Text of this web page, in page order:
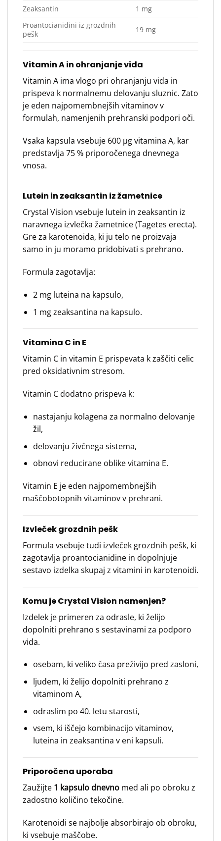
Zeaksantin
1 mg
Proantocianidini iz grozdnih
pešk
19 mg
Vitamin A in ohranjanje vida
Vitamin A ima vlogo pri ohranjanju vida in
prispeva k normalnemu delovanju sluznic. Zato
je eden najpomembnejših vitaminov v
formulah, namenjenih prehranski podpori oči.
Vsaka kapsula vsebuje 600 μg vitamina A, kar
predstavlja 75 % priporočenega dnevnega
vnosa.
Lutein in zeaksantin iz žametnice
Crystal Vision vsebuje lutein in zeaksantin iz
naravnega izvlečka žametnice (Tagetes erecta).
Gre za karotenoida, ki ju telo ne proizvaja
samo in ju moramo pridobivati s prehrano.
Formula zagotavlja:
2 mg luteina na kapsulo,
1 mg zeaksantina na kapsulo.
Vitamina C in E
Vitamin C in vitamin E prispevata k zaščiti celic
pred oksidativnim stresom.
Vitamin C dodatno prispeva k:
nastajanju kolagena za normalno delovanje
žil,
delovanju živčnega sistema,
obnovi reducirane oblike vitamina E.
Vitamin E je eden najpomembnejših
maščobotopnih vitaminov v prehrani.
Izvleček grozdnih pešk
Formula vsebuje tudi izvleček grozdnih pešk, ki
zagotavlja proantocianidine in dopolnjuje
sestavo izdelka skupaj z vitamini in karotenoidi.
Komu je Crystal Vision namenjen?
Izdelek je primeren za odrasle, ki želijo
dopolniti prehrano s sestavinami za podporo
vida.
osebam, ki veliko časa preživijo pred zasloni,
ljudem, ki želijo dopolniti prehrano z
vitaminom A,
odraslim po 40. letu starosti,
vsem, ki iščejo kombinacijo vitaminov,
luteina in zeaksantina v eni kapsuli.
Priporočena uporaba
Zaužijte 1 kapsulo dnevno med ali po obroku z
zadostno količino tekočine.
Karotenoidi se najbolje absorbirajo ob obroku,
ki vsebuje maščobe.